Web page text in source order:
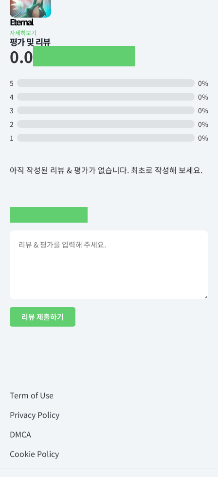
Eternal
자세히보기
평가 및 리뷰
0.0
5
0%
4
0%
3
0%
2
0%
1
0%
아직 작성된 리뷰 & 평가가 없습니다. 최초로 작성해 보세요.
리뷰 제출하기
Term of Use
Privacy Policy
DMCA
Cookie Policy